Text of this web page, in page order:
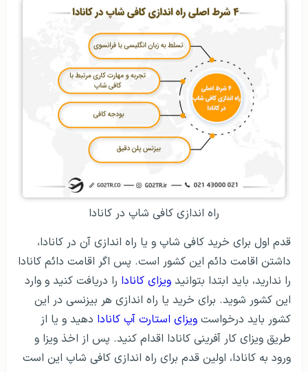
راه اندازی کافی شاپ در کانادا
قدم اول برای خرید کافی شاپ و یا راه اندازی آن در کانادا،
داشتن اقامت دائم این کشور است. پس اگر اقامت دائم کانادا
را ندارید، باید ابتدا بتوانید ویزای کانادا را دریافت کنید و وارد
این کشور شوید. برای خرید یا راه اندازی هر بیزنسی در این
کشور باید درخواست ویزای استارت آپ کانادا دهید و یا از
طریق ویزای کار آفرینی کانادا اقدام کنید. پس از اخذ ویزا و
ورود به کانادا، اولین قدم برای راه اندازی کافی شاپ این است